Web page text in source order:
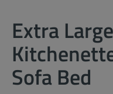
Extra
Sofa Bed